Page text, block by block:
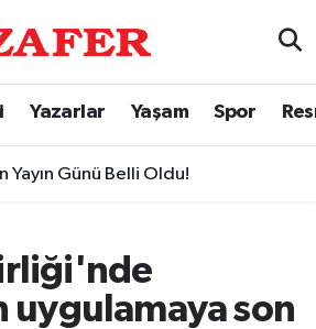
Yazarlar Yaşam Spor
Yayın Günü Belli Oldu!
uygulamaya son
Durumu ve Fikstür